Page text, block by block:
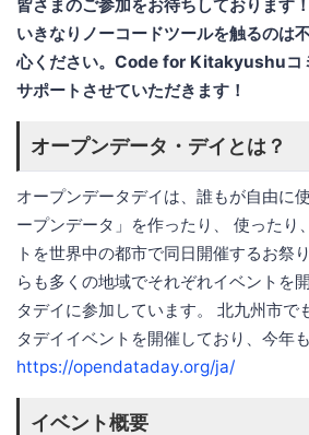
皆さまのご参加をお待ちしております！
いきなりノーコードツールを触るのは
心ください。Code for Kitakyushuコ
サポートさせていただきます！
オープンデータ・デイとは？
オープンデータデイは、誰もが自由に
ープンデータ」を作ったり、 使ったり
トを世界中の都市で同日開催するお祭
らも多くの地域でそれぞれイベントを
タデイに参加しています。 北九州市で
タデイイベントを開催しており、今年
https://opendataday.org/ja/
イベント概要